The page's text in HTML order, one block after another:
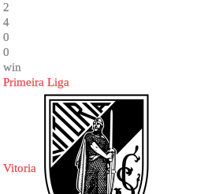
2
4
0
0
win
Primeira Liga
Vitoria